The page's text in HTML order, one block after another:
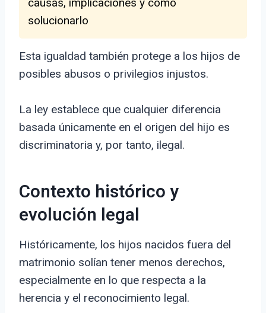
causas, implicaciones y cómo
solucionarlo
Esta igualdad también protege a los hijos de
posibles abusos o privilegios injustos.
La ley establece que cualquier diferencia
basada únicamente en el origen del hijo es
discriminatoria y, por tanto, ilegal.
Contexto histórico y
evolución legal
Históricamente, los hijos nacidos fuera del
matrimonio solían tener menos derechos,
especialmente en lo que respecta a la
herencia y el reconocimiento legal.